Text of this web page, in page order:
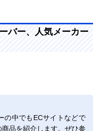
バー、人気メーカー
の中でもECサイトなどで
品を紹介します。ぜひ参